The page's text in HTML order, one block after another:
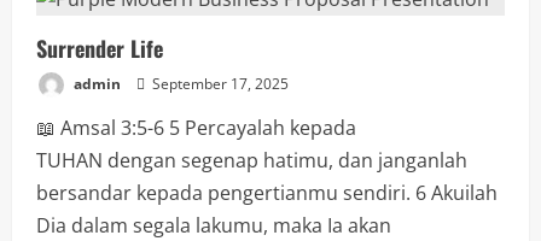
Surrender Life
admin September 17, 2025
📖 Amsal 3:5-6 5 Percayalah kepada
TUHAN dengan segenap hatimu, dan janganlah
bersandar kepada pengertianmu sendiri. 6 Akuilah
Dia dalam segala lakumu, maka Ia akan